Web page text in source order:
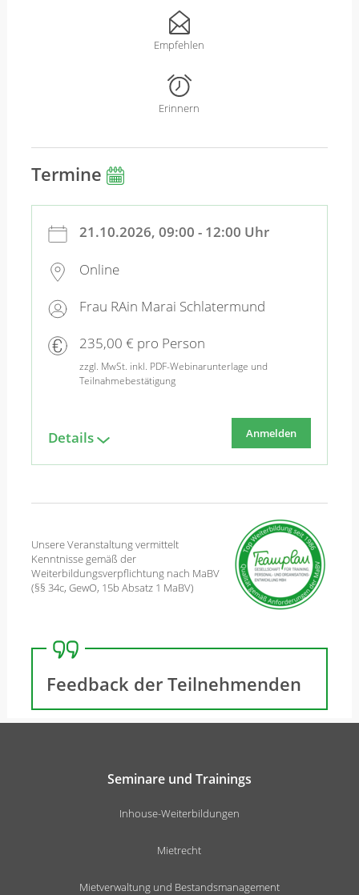
Empfehlen
Erinnern
Termine
21.10.2026, 09:00 - 12:00 Uhr
Online
Frau RAin Marai Schlatermund
235,00 € pro Person
zzgl. MwSt. inkl. PDF-Webinarunterlage und
Teilnahmebestätigung
Details Anmelden
Unsere Veranstaltung vermittelt
Kenntnisse gemäß der
Weiterbildungsverpflichtung nach MaBV
(§§ 34c, GewO, 15b Absatz 1 MaBV)
Feedback der Teilnehmenden
Seminare und Trainings
Inhouse-Weiterbildungen
Mietrecht
Mietverwaltung und Bestandsmanagement